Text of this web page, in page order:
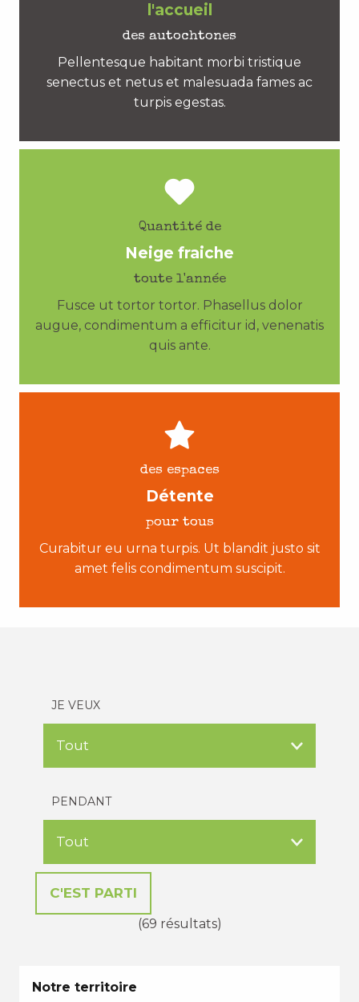
l'accueil
des autochtones
Pellentesque habitant morbi tristique
senectus et netus et malesuada fames ac
turpis egestas.
Quantité de
Neige fraiche
toute l'année
Fusce ut tortor tortor. Phasellus dolor
augue, condimentum a efficitur id, venenatis
quis ante.
des espaces
Détente
pour tous
Curabitur eu urna turpis. Ut blandit justo sit
amet felis condimentum suscipit.
JE VEUX
PENDANT
(69 résultats)
Notre territoire